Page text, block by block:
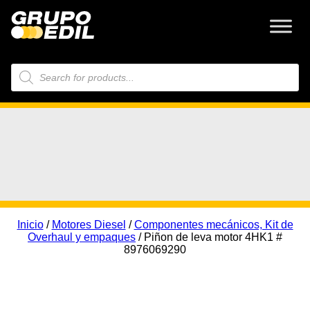
Búsqueda
de
productos
Inicio/ Motores Diesel /Componentes mecánicos, Kit de
Overhaul y empaques / Piñon de leva motor 4HK1 #
8976069290